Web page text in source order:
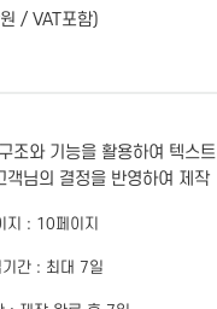
/ VAT포함)
조와 기능을 활용하여 텍스트
객님의 결정을 반영하여 제작
지 : 10페이지
기간 : 최대 7일